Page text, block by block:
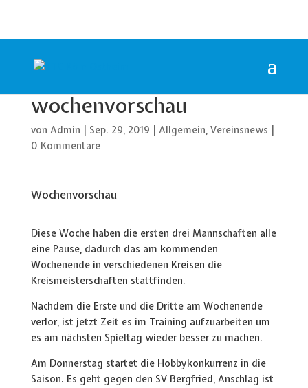
wochenvorschau
von Admin Sep. 29, 2019 Allgemein, Vereinsnews
0 Kommentare
Wochenvorschau
Diese Woche haben die ersten drei Mannschaften alle
eine Pause, dadurch das am kommenden
Wochenende in verschiedenen Kreisen die
Kreismeisterschaften stattfinden.
Nachdem die Erste und die Dritte am Wochenende
verlor, ist jetzt Zeit es im Training aufzuarbeiten um
es am nächsten Spieltag wieder besser zu machen.
Am Donnerstag startet die Hobbykonkurrenz in die
Saison. Es geht gegen den SV Bergfried, Anschlag ist